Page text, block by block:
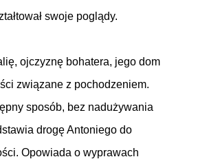
swoje poglądy.
ojczyznę bohatera, jego dom
związane z pochodzeniem.
sposób, bez nadużywania
drogę Antoniego do
Opowiada o wyprawach